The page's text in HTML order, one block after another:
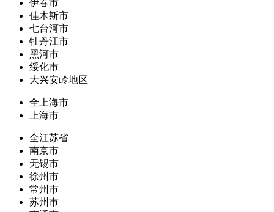
伊春市
佳木斯市
七台河市
牡丹江市
黑河市
绥化市
大兴安岭地区
全上海市
上海市
全江苏省
南京市
无锡市
徐州市
常州市
苏州市